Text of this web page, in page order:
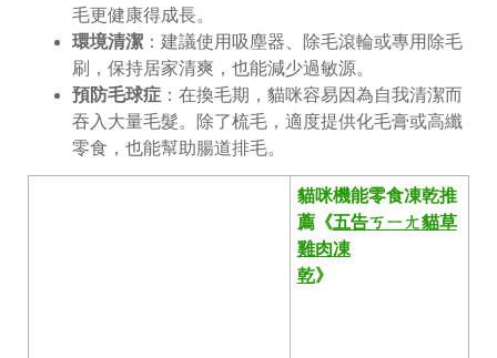
毛更健康得成長。
環境清潔 ：建議使用吸塵器、除毛滾輪或專用除毛
刷，保持居家清爽，也能減少過敏源。
預防毛球症 ：在換毛期，貓咪容易因為自我清潔而
吞入大量毛髮。除了梳毛，適度提供化毛膏或高纖
零食，也能幫助腸道排毛。
貓咪機能零食凍乾推
薦《五告ㄎㄧㄤ貓草
雞肉凍
乾》